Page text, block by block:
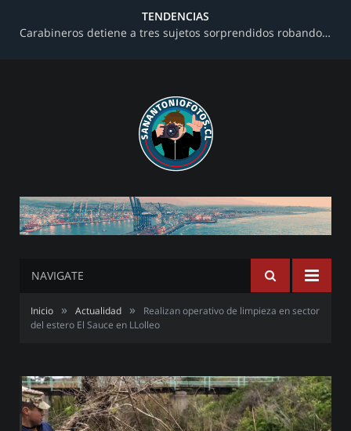
TENDENCIAS
Carabineros detiene a tres sujetos sorprendidos robando al interior de una farmacia en avenida Barros Luco
NAVIGATE
Inicio » Actualidad »
Realizan operativo de limpieza en sector
del estero El Sauce en LLolleo